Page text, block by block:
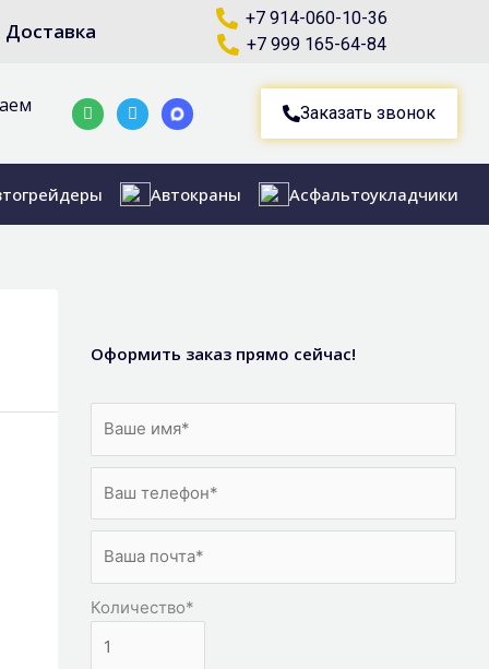
Доставка
+7 914-060-10-36
+7 999 165-64-84
WhatsappTelegram-
plane Заказать звонок
Автокраны Асфальтоукладчики
Оформить заказ прямо сейчас!
Количество*